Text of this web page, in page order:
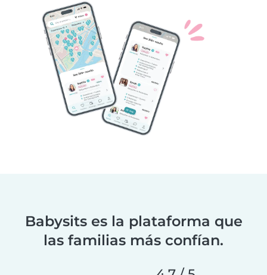
Babysits es la plataforma que
las familias más confían.